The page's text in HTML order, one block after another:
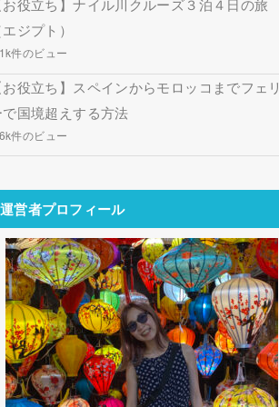
役立ち】ナイル川クルーズ３泊４日の旅
ジプト）
件のビュー
役立ち】スペインからモロッコまでフェリ
国境超えする方法
件のビュー
運営者プロフィール